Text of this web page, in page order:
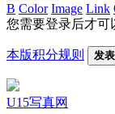
B Color Image Link
您需要登录后才可
本版积分规则 发
U15写真网